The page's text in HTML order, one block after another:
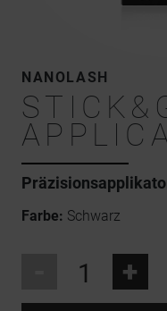
NANOLASH
Farbe: Schwarz
+